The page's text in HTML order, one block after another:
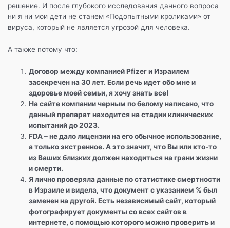
решение. И после глубокого исследования данного вопроса
ни я ни мои дети не станем «Подопытными кроликами» от
вируса, который не является угрозой для человека.
А также потому что:
Договор между компанией Pfizer и Израилем
засекречен на 30 лет. Если речь идет обо мне и
здоровье моей семьи, я хочу знать все!
На сайте компании черным по белому написано, что
данный препарат находится на стадии клинических
испытаний до 2023.
FDA – не дало лицензии на его обычное использование,
а только экстренное. А это значит, что Вы или кто-то
из Ваших близких должен находиться на грани жизни
и смерти.
Я лично проверяла данные по статистике смертности
в Израиле и видела, что документ с указанием % был
заменен на другой. Есть независимый сайт, который
фотографирует документы со всех сайтов в
интернете, с помощью которого можно проверить и